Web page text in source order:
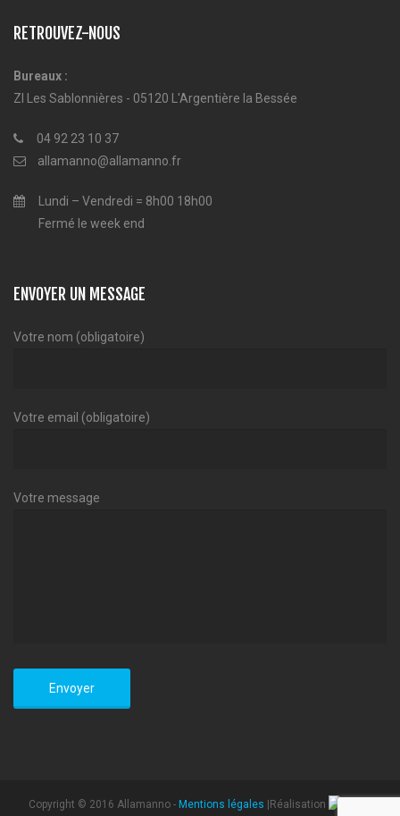
RETROUVEZ-NOUS
Bureaux :
ZI Les Sablonnières - 05120 L'Argentière la Bessée
04 92 23 10 37
allamanno@allamanno.fr
Lundi – Vendredi = 8h00 18h00
Fermé le week end
ENVOYER UN MESSAGE
Votre nom (obligatoire)
Votre email (obligatoire)
Votre message
Copyright © 2016 Allamanno - Mentions légales |Réalisation